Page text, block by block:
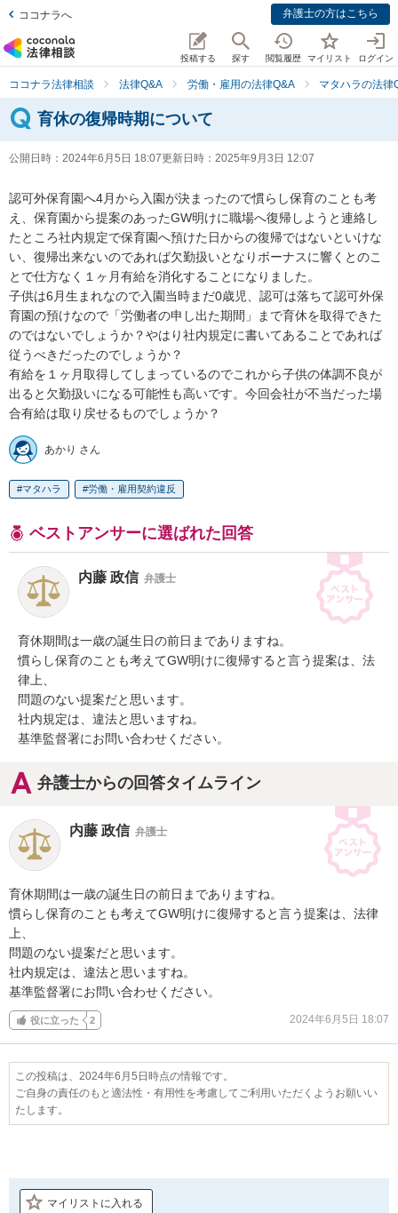
ココナラへ 弁護士の方はこちら
投稿する 探す 閲覧履歴 マイリスト ログイン
ココナラ法律相談 法律Q&A 労働・雇用の法律Q&A マタハラの法律
育休の復帰時期について
公開日時： 2024年6月5日 18:07更新日時： 2025年9月3日 12:07
認可外保育園へ4月から入園が決まったので慣らし保育のことも考
え、保育園から提案のあったGW明けに職場へ復帰しようと連絡し
たところ社内規定で保育園へ預けた日からの復帰ではないといけな
い、復帰出来ないのであれば欠勤扱いとなりボーナスに響くとのこ
とで仕方なく１ヶ月有給を消化することになりました。
子供は6月生まれなので入園当時まだ0歳児、認可は落ちて認可外保
育園の預けなので「労働者の申し出た期間」まで育休を取得できた
のではないでしょうか？やはり社内規定に書いてあることであれば
従うべきだったのでしょうか？
有給を１ヶ月取得してしまっているのでこれから子供の体調不良が
出ると欠勤扱いになる可能性も高いです。今回会社が不当だった場
合有給は取り戻せるものでしょうか？
あかり さん
マタハラ 労働・雇用契約違反
ベストアンサーに選ばれた回答
内藤 政信 弁護士
育休期間は一歳の誕生日の前日までありますね。
慣らし保育のことも考えてGW明けに復帰すると言う提案は、法
律上、
問題のない提案だと思います。
社内規定は、違法と思いますね。
基準監督署にお問い合わせください。
弁護士からの回答タイムライン
内藤 政信 弁護士
育休期間は一歳の誕生日の前日までありますね。
慣らし保育のことも考えてGW明けに復帰すると言う提案は、法律
上、
問題のない提案だと思います。
社内規定は、違法と思いますね。
基準監督署にお問い合わせください。
役に立った 2 2024年6月5日 18:07
この投稿は、2024年6月5日時点の情報です。
ご自身の責任のもと適法性・有用性を考慮してご利用いただくようお願いい
たします。
マイリストに入れる